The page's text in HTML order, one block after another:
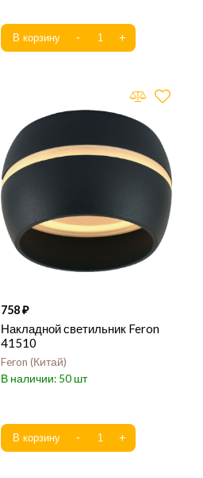
758
Накладной светильник Feron
41510
Feron Китай
50